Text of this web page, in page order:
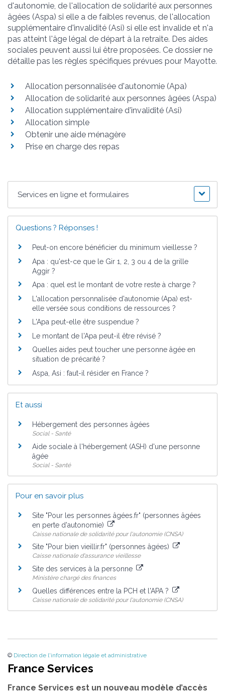
d'autonomie, de l'allocation de solidarité aux personnes
âgées (Aspa) si elle a de faibles revenus, de l'allocation
supplémentaire d'invalidité (Asi) si elle est invalide et n'a
pas atteint l'âge légal de départ à la retraite. Des aides
sociales peuvent aussi lui être proposées. Ce dossier ne
détaille pas les règles spécifiques prévues pour Mayotte.
Allocation personnalisée d'autonomie (Apa)
Allocation de solidarité aux personnes âgées (Aspa)
Allocation supplémentaire d'invalidité (Asi)
Allocation simple
Obtenir une aide ménagère
Prise en charge des repas
Services en ligne et formulaires
Questions ? Réponses !
Peut-on encore bénéficier du minimum vieillesse ?
Apa : qu'est-ce que le Gir 1, 2, 3 ou 4 de la grille
Aggir ?
Apa : quel est le montant de votre reste à charge ?
L'allocation personnalisée d'autonomie (Apa) est-
elle versée sous conditions de ressources ?
L'Apa peut-elle être suspendue ?
Le montant de l'Apa peut-il être révisé ?
Quelles aides peut toucher une personne âgée en
situation de précarité ?
Aspa, Asi : faut-il résider en France ?
Et aussi
Hébergement des personnes âgées
Social - Santé
Aide sociale à l'hébergement (ASH) d'une personne
âgée
Social - Santé
Pour en savoir plus
Site "Pour les personnes âgées.fr" (personnes âgées
en perte d'autonomie)
Caisse nationale de solidarité pour l'autonomie (CNSA)
Site "Pour bien vieillir.fr" (personnes âgées)
Caisse nationale d'assurance vieillesse
Site des services à la personne
Ministère chargé des finances
Quelles différences entre la PCH et l'APA ?
Caisse nationale de solidarité pour l'autonomie (CNSA)
© Direction de l'information légale et administrative
France Services
France Services est un nouveau modèle d’accès